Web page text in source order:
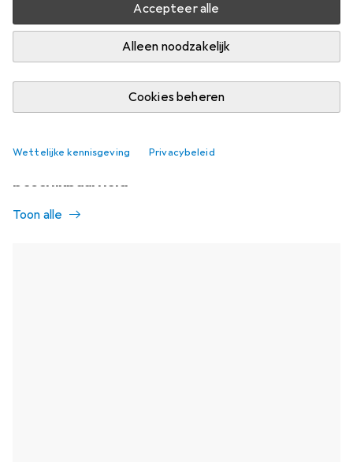
Accepteer alle
Alleen noodzakelijk
Cookies beheren
Wettelijke kennisgeving Privacybeleid
Vergelijk In verlanglijstje
Gratis verzending vanaf 30,– i
Vergelijkbare producten met betere
beschikbaarheid
Toon alle